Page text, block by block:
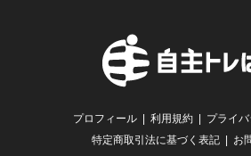
プロフィール 利用規約
プライ
特定商取引法に基づく表記
お